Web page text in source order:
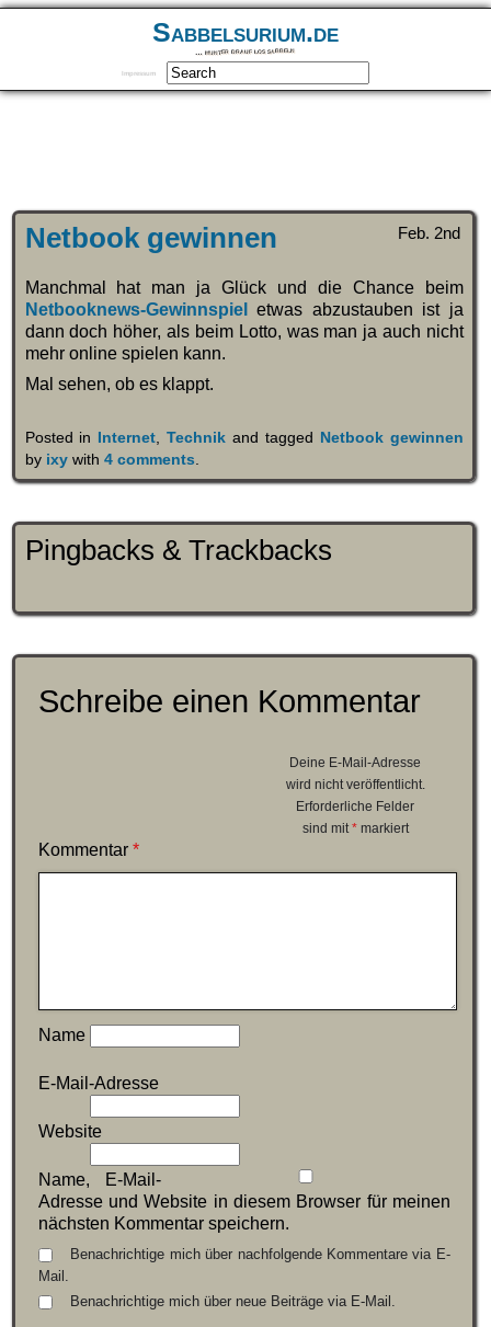
Sabbelsurium.de
… munter drauf los sabbeln
Impressum
Feb. 2nd
Netbook gewinnen
Manchmal hat man ja Glück und die Chance beim
Netbooknews-Gewinnspiel
etwas abzustauben ist ja
dann doch höher, als beim Lotto, was man ja auch nicht
mehr online spielen kann.
Mal sehen, ob es klappt.
Posted in Internet ,Technik and tagged Netbook gewinnen
by ixywith 4 comments
Pingbacks & Trackbacks
Schreibe einen Kommentar
Deine E-Mail-Adresse
wird nicht veröffentlicht.
Erforderliche Felder
sind mit*markiert
Kommentar *
Name
E-Mail-Adresse
Website
Name, E-Mail-
Adresse und Website in diesem Browser für meinen
nächsten Kommentar speichern.
Benachrichtige mich über nachfolgende Kommentare via E-
Mail.
Benachrichtige mich über neue Beiträge via E-Mail.